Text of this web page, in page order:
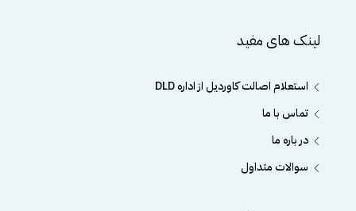
لینک های مفید
استعلام اصالت کاوردیل از اداره DLD
تماس با ما
در باره ما
سوالات متداول